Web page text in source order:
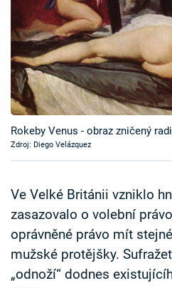
TV Program
Časopis
Sledujte prima+
Přihlášení
Rokeby Venus - obraz zničený
Zdroj: Diego Velázquez
Ve Velké Británii vzniklo
zasazovalo o volební
oprávněné právo mít
mužské protějšky.
„odnoží“ dodnes